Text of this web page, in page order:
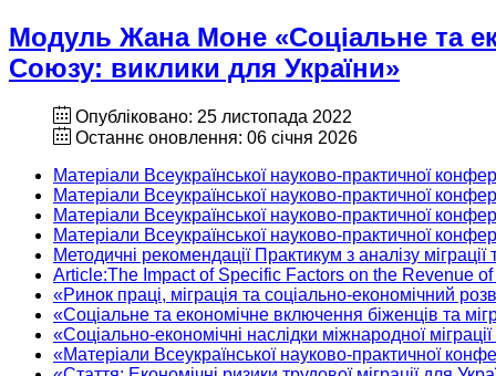
Модуль Жана Моне «Соціальне та
Союзу: виклики для України»
Опубліковано: 25 листопада 2022
Останнє оновлення: 06 січня 2026
Матеріали Всеукраїнської науково-практичної
Матеріали Всеукраїнської науково-практичної
Матеріали Всеукраїнської науково-практичної
Матеріали Всеукраїнської науково-практичної
Методичні рекомендації Практикум з аналізу
Article:The Impact of Specific Factors on the Revenue
«Ринок праці, міграція та соціально-економічний
«Соціальне та економічне включення біженців та
«Соціально-економічні наслідки міжнародної
«Матеріали Всеукраїнської науково-практичної